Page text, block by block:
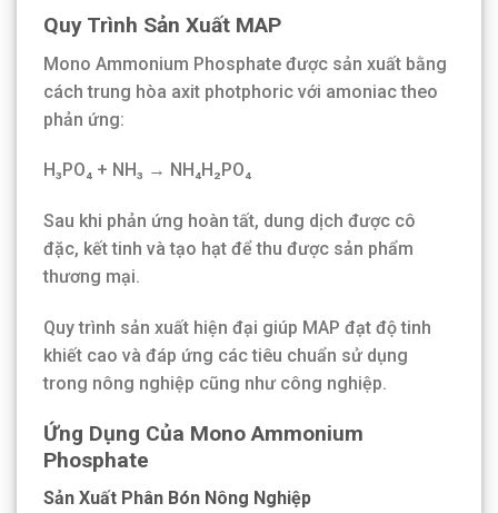
Quy Trình Sản Xuất MAP
Mono Ammonium Phosphate được sản xuất bằng
cách trung hòa axit photphoric với amoniac theo
phản ứng:
H₃PO₄ + NH₃ → NH₄H₂PO₄
Sau khi phản ứng hoàn tất, dung dịch được cô
đặc, kết tinh và tạo hạt để thu được sản phẩm
thương mại.
Quy trình sản xuất hiện đại giúp MAP đạt độ tinh
khiết cao và đáp ứng các tiêu chuẩn sử dụng
trong nông nghiệp cũng như công nghiệp.
Ứng Dụng Của Mono Ammonium
Phosphate
Sản Xuất Phân Bón Nông Nghiệp